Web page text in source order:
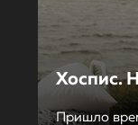
Хоспис.
Пришло